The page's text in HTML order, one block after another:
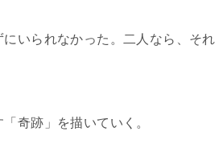
いられなかった。二人なら、それ
奇跡」を描いていく。